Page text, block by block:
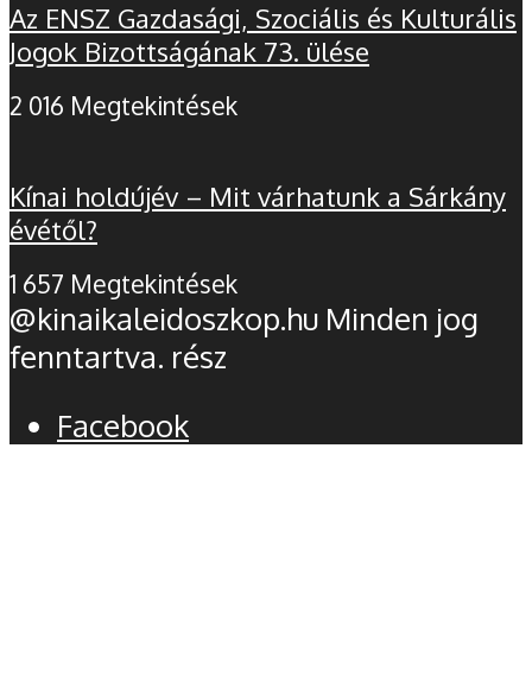
Az ENSZ Gazdasági, Szociális és Kulturális
Jogok Bizottságának 73. ülése
2 016 Megtekintések
Kínai holdújév – Mit várhatunk a Sárkány
évétől?
1 657 Megtekintések
@kinaikaleidoszkop.hu Minden jog
fenntartva. rész
Facebook